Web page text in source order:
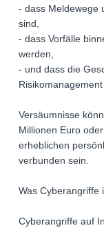
- dass Meldewege
sind,
- dass Vorfälle
werden,
- und dass die
Versäumnisse
Millionen Euro
erheblichen
verbunden sein.
Was Cyberangriffe
Cyberangriffe auf